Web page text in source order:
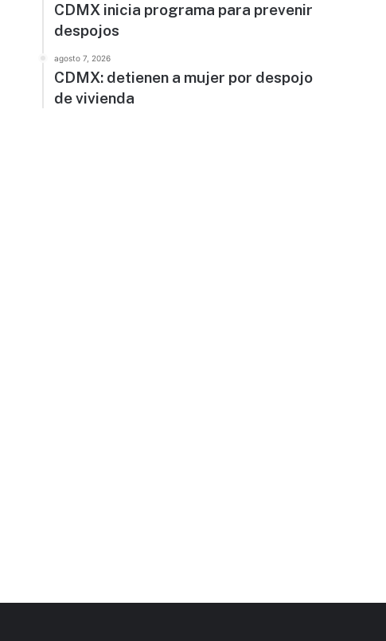
CDMX inicia programa para prevenir
despojos
agosto 7, 2026
CDMX: detienen a mujer por despojo
de vivienda